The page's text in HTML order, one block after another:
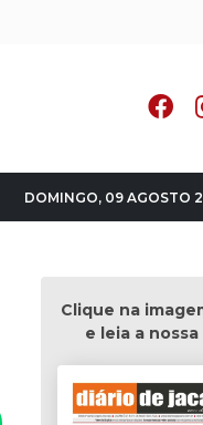
DOMINGO, 09 AGOSTO
Clique na
e leia a